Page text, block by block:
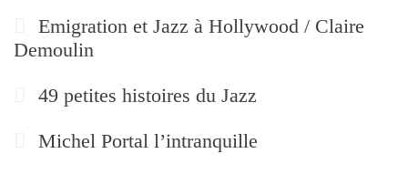
Emigration et Jazz à Hollywood / Claire
Demoulin
49 petites histoires du Jazz
Michel Portal l’intranquille